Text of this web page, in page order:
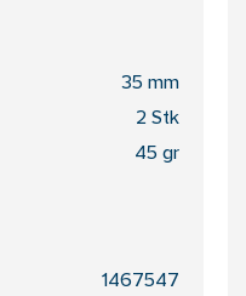
35 mm
2 Stk
45 gr
1467547